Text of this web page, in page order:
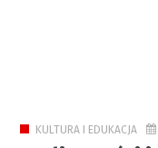
KULTURA I EDUKACJA